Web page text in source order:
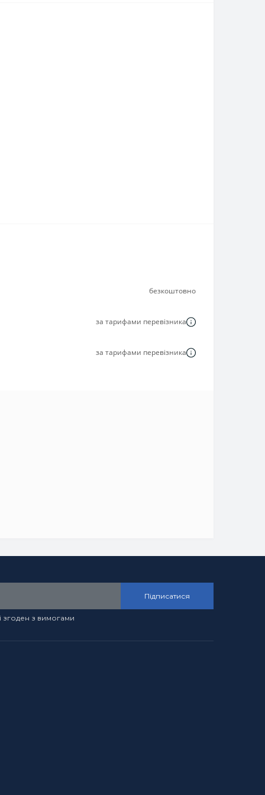
безкоштовно
за тарифами перевізника
за тарифами перевізника
Підписатися
і згоден з вимогами